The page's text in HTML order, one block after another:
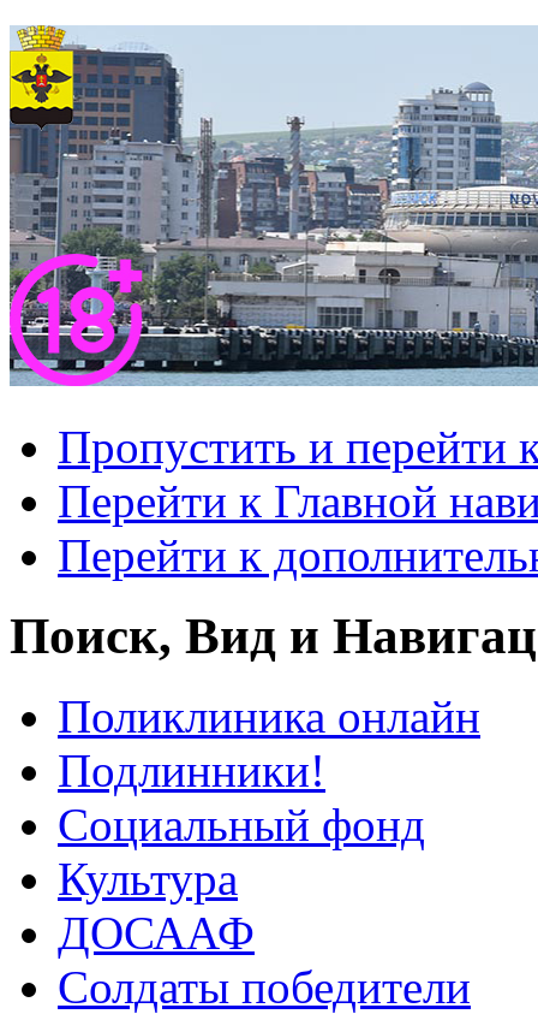
Пропустить и перейти
Перейти к Главной
Перейти к
Поиск, Вид и
Поликлиника онлайн
Подлинники!
Социальный фонд
Культура
ДОСААФ
Солдаты победители